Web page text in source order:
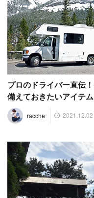
プロのドライバー直伝
備えておきたいアイテム
racche 2021.12.02